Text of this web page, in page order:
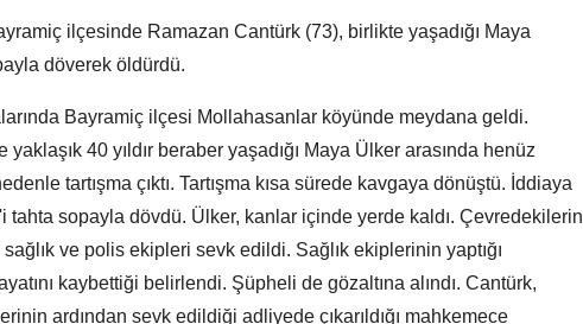
ilçesinde Ramazan Cantürk (73), birlikte yaşadığı Maya
döverek öldürdü.
Bayramiç ilçesi Mollahasanlar köyünde meydana geldi.
40 yıldır beraber yaşadığı Maya Ülker arasında henüz
tartışma çıktı. Tartışma kısa sürede kavgaya dönüştü. İddiaya
tahta sopayla dövdü. Ülker, kanlar içinde yerde kaldı. Çevredekilerin
ve polis ekipleri sevk edildi. Sağlık ekiplerinin yaptığı
kaybettiği belirlendi. Şüpheli de gözaltına alındı. Cantürk,
ardından sevk edildiği adliyede çıkarıldığı mahkemece